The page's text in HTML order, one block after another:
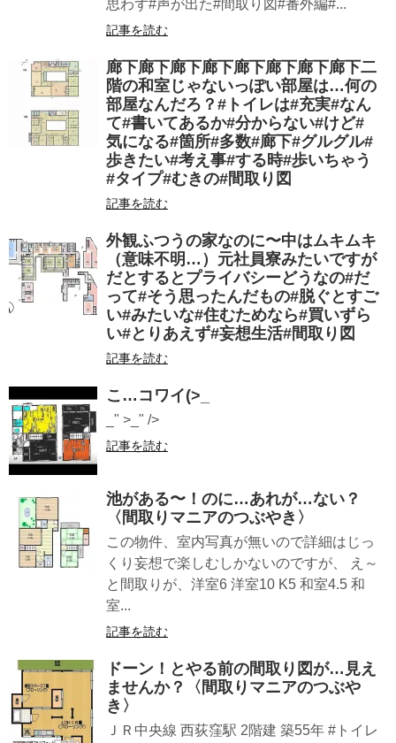
思わず#声が出た#間取り図#番外編#...
記事を読む
廊下廊下廊下廊下廊下廊下廊下廊下二
階の和室じゃないっぽい部屋は…何の
部屋なんだろ？#トイレは#充実#なん
て#書いてあるか#分からない#けど#
気になる#箇所#多数#廊下#グルグル#
歩きたい#考え事#する時#歩いちゃう
#タイプ#むきの#間取り図
記事を読む
外観ふつうの家なのに〜中はムキムキ
（意味不明…）元社員寮みたいですが
だとするとプライバシーどうなの#だ
って#そう思ったんだもの#脱ぐとすご
い#みたいな#住むためなら#買いずら
い#とりあえず#妄想生活#間取り図
記事を読む
こ…コワイ(>_
_" >_" />
記事を読む
池がある〜！のに…あれが…ない？
〈間取りマニアのつぶやき〉
この物件、室内写真が無いので詳細はじっ
くり妄想で楽しむしかないのですが、 え～
と間取りが、洋室6 洋室10 K5 和室4.5 和
室...
記事を読む
ドーン！とやる前の間取り図が…見え
ませんか？〈間取りマニアのつぶや
き〉
ＪＲ中央線 西荻窪駅 2階建 築55年 #トイレ